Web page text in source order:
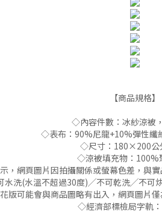
【商品規格】
◇內容件數：冰紗涼被
◇表布：90%尼龍+10%彈性纖
◇尺寸：180×200
◇涼被填充物：100%
，網頁圖片因拍攝關係或螢幕色差，與
水洗(水溫不超過30度)╱不可乾洗╱不
可能會與商品圖略有出入，網頁圖片
◇經濟部標檢局字軌